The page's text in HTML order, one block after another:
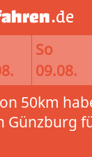
.de
So
09.08.
50km
Günzburg